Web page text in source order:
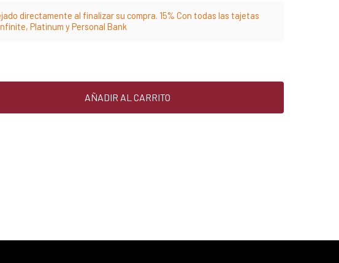
directamente al finalizar su compra. 15% Con todas las tajetas
Platinum y Personal Bank
AÑADIR AL CARRITO